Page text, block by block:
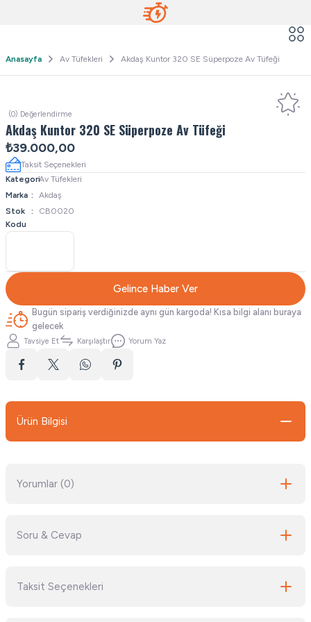
Anasayfa Av Tüfekleri Akdaş Kuntor 320 SE Süperpoze Av Tüfeği
(0) Değerlendirme
Akdaş Kuntor 320 SE Süperpoze Av Tüfeği
₺39.000,00
Taksit Seçenekleri
KategoriAv Tüfekleri
Marka
Akdaş
Stok
Kodu
CB0020
Gelince Haber Ver
Bugün sipariş verdiğinizde aynı gün kargoda! Kısa bilgi alanı buraya
gelecek
Tavsiye Et Karşılaştır Yorum Yaz
Ürün Bilgisi
Yorumlar (0)
Soru & Cevap
Taksit Seçenekleri